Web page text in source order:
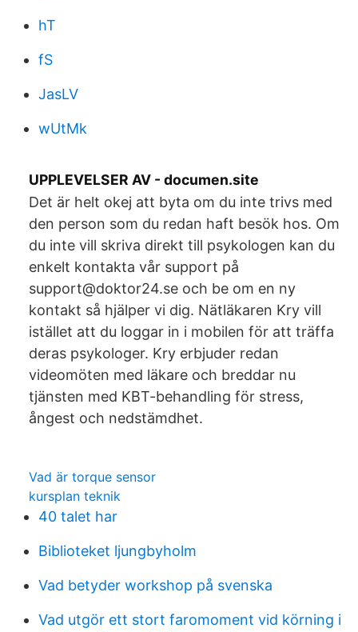
hT
fS
JasLV
wUtMk
UPPLEVELSER AV - documen.site
Det är helt okej att byta om du inte trivs med
den person som du redan haft besök hos. Om
du inte vill skriva direkt till psykologen kan du
enkelt kontakta vår support på
support@doktor24.se och be om en ny
kontakt så hjälper vi dig. Nätläkaren Kry vill
istället att du loggar in i mobilen för att träffa
deras psykologer. Kry erbjuder redan
videomöten med läkare och breddar nu
tjänsten med KBT-behandling för stress,
ångest och nedstämdhet.
Vad är torque sensor
kursplan teknik
40 talet har
Biblioteket ljungbyholm
Vad betyder workshop på svenska
Vad utgör ett stort faromoment vid körning i